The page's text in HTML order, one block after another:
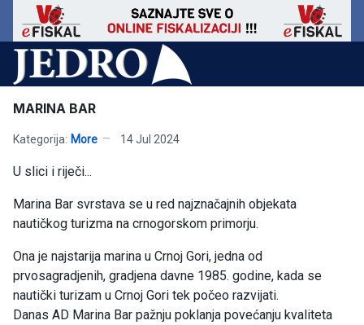
MARINA BAR
Kategorija: More 14 Jul 2024
U slici i riječi...
Marina Bar svrstava se u red najznačajnih objekata
nautičkog turizma na crnogorskom primorju.
Ona je najstarija marina u Crnoj Gori, jedna od
prvosagradjenih, gradjena davne 1985. godine, kada se
nautički turizam u Crnoj Gori tek počeo razvijati.
Danas AD Marina Bar pažnju poklanja povećanju kvaliteta